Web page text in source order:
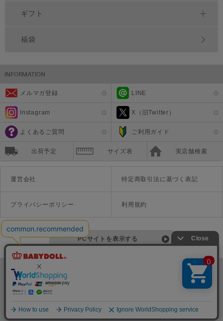
ギフト
福袋
メルマガ登録 LINE
Instagram X（旧Twitter）
よくあるご質問 ご利用ガイド
出荷予定 サイズ表 実店舗検索
運営会社 特定商取引法に基づく表記
プライバシーポリシー 利用規約
PCサイトを表示する
©Disney ©Disney/Pixar ©Disney. Based on the "Winnie the Pooh" works by A.A. Milne and E.H. Shepard.